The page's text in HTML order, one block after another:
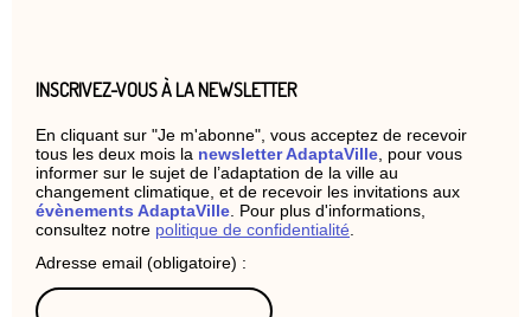
INSCRIVEZ-VOUS À LA NEWSLETTER
En cliquant sur "Je m'abonne", vous acceptez de recevoir
tous les deux mois la newsletter AdaptaVille , pour vous
informer sur le sujet de l’adaptation de la ville au
changement climatique, et de recevoir les invitations aux
évènements AdaptaVille . Pour plus d'informations,
consultez notre politique de confidentialité
Adresse email (obligatoire) :